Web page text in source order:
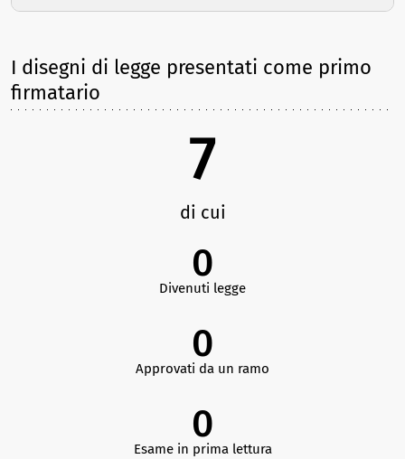
I disegni di legge presentati come primo
firmatario
7
di cui
0
Divenuti legge
0
Approvati da un ramo
0
Esame in prima lettura